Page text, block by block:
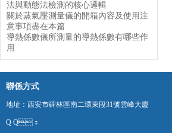
法與動態法檢測的核心邏輯
關於蒸氣壓測量儀的開箱內容及使用注
意事項盡在本篇
導熱係數儀所測量的導熱係數有哪些作
用
聯係方式
地址：西安市碑林區南二環東段31號雲峰大廈
Q Q：